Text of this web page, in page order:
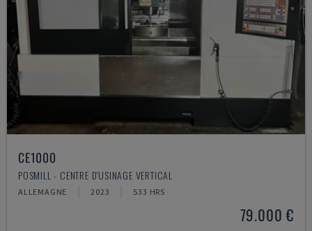
CE1000
POSMILL - CENTRE D'USINAGE VERTICAL
ALLEMAGNE 2023 533 HRS
79.000 €